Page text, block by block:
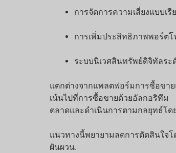
การจัดการความเสี่ยงแบบเรี
การเพิ่มประสิทธิภาพพอร์ต
ระบบนิเวศสินทรัพย์ดิจิทัลระ
แตกต่างจากแพลตฟอร์มการซื้อขา
เน้นไปที่การซื้อขายด้วยอัลกอริทึ
ตลาดและดำเนินการตามกลยุทธ์โด
แนวทางนี้พยายามลดการตัดสินใ
ผันผวน.